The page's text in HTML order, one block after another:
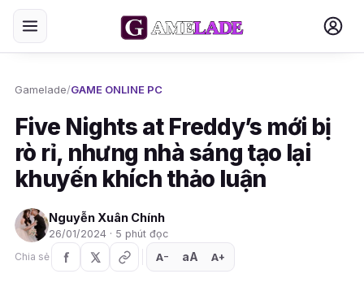
Gamelade/GAME ONLINE PC
Five Nights at Freddy’s mới bị
rò rỉ, nhưng nhà sáng tạo lại
khuyến khích thảo luận
Nguyễn Xuân Chính
26/01/2024 · 5 phút đọc
Chia sẻ
A− aA A+